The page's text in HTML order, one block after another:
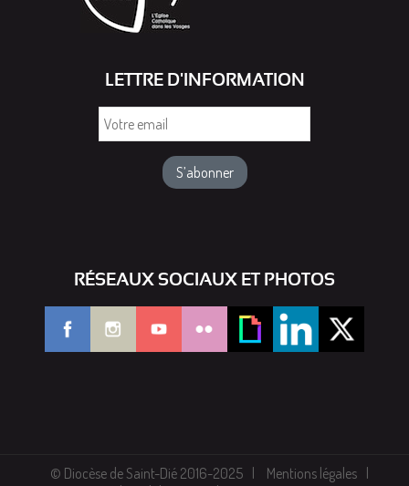
LETTRE D'INFORMATION
RÉSEAUX SOCIAUX ET PHOTOS
© Diocèse de Saint-Dié 2016-2025
Mentions légales